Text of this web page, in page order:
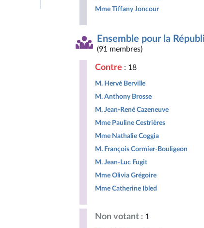
droites
groupe
Mme Tiffany Joncour
Ensemble pour la
(91 membres)
Contre : 18
M. Hervé Berville
M. Anthony Brosse
M. Jean-René Cazeneuve
Mme Pauline Cestrières
Mme Nathalie Coggia
M. François Cormier-Bouligeon
M. Jean-Luc Fugit
Mme Olivia Grégoire
Mme Catherine Ibled
Non votant : 1